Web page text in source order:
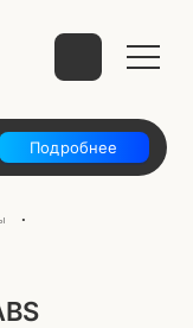
Подробнее
•